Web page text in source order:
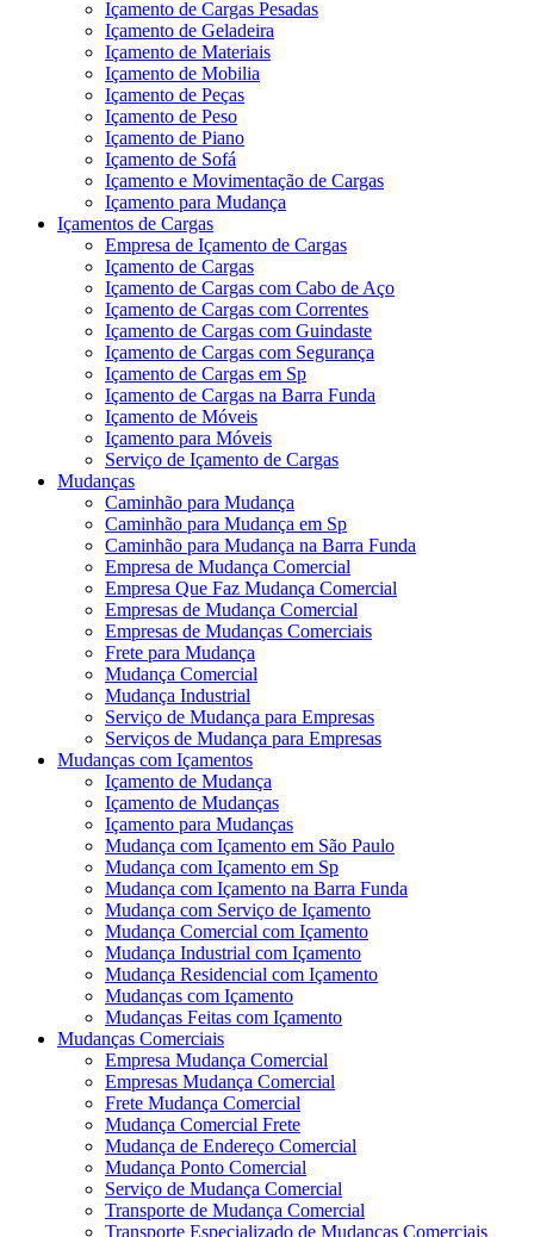
Içamento de Cargas Pesadas
Içamento de Geladeira
Içamento de Materiais
Içamento de Mobilia
Içamento de Peças
Içamento de Peso
Içamento de Piano
Içamento de Sofá
Içamento e Movimentação de Cargas
Içamento para Mudança
Içamentos de Cargas
Empresa de Içamento de Cargas
Içamento de Cargas
Içamento de Cargas com Cabo de Aço
Içamento de Cargas com Correntes
Içamento de Cargas com Guindaste
Içamento de Cargas com Segurança
Içamento de Cargas em Sp
Içamento de Cargas na Barra Funda
Içamento de Móveis
Içamento para Móveis
Serviço de Içamento de Cargas
Mudanças
Caminhão para Mudança
Caminhão para Mudança em Sp
Caminhão para Mudança na Barra Funda
Empresa de Mudança Comercial
Empresa Que Faz Mudança Comercial
Empresas de Mudança Comercial
Empresas de Mudanças Comerciais
Frete para Mudança
Mudança Comercial
Mudança Industrial
Serviço de Mudança para Empresas
Serviços de Mudança para Empresas
Mudanças com Içamentos
Içamento de Mudança
Içamento de Mudanças
Içamento para Mudanças
Mudança com Içamento em São Paulo
Mudança com Içamento em Sp
Mudança com Içamento na Barra Funda
Mudança com Serviço de Içamento
Mudança Comercial com Içamento
Mudança Industrial com Içamento
Mudança Residencial com Içamento
Mudanças com Içamento
Mudanças Feitas com Içamento
Mudanças Comerciais
Empresa Mudança Comercial
Empresas Mudança Comercial
Frete Mudança Comercial
Mudança Comercial Frete
Mudança de Endereço Comercial
Mudança Ponto Comercial
Serviço de Mudança Comercial
Transporte de Mudança Comercial
Transporte Especializado de Mudanças Comerciais